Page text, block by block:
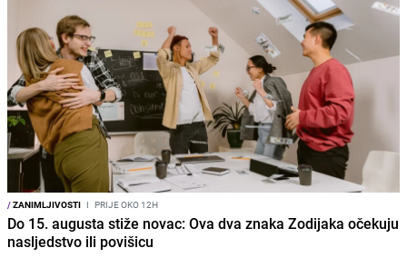
/ZANIMLJIVOSTI I PRIJE OKO 12H
Do 15. augusta stiže novac: Ova dva znaka Zodijaka očekuju
nasljedstvo ili povišicu